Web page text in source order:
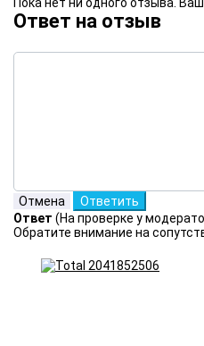
Пока нет ни одного отзыва.
Ответ на отзыв
Ответ (На проверке у
Обратите внимание на